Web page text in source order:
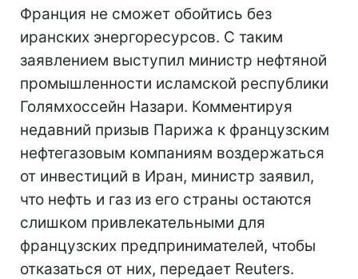
Франция не сможет обойтись без
иранских энергоресурсов. С таким
заявлением выступил министр нефтяной
промышленности исламской республики
Голямхоссейн Назари. Комментируя
недавний призыв Парижа к французским
нефтегазовым компаниям воздержаться
от инвестиций в Иран, министр заявил,
что нефть и газ из его страны остаются
слишком привлекательными для
французских предпринимателей, чтобы
отказаться от них, передает Reuters.